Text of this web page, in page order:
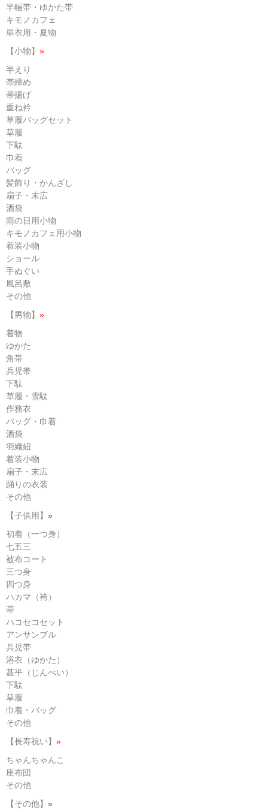
半幅帯・ゆかた帯
キモノカフェ
単衣用・夏物
【小物】 »
半えり
帯締め
帯揚げ
重ね衿
草履バッグセット
草履
下駄
巾着
バッグ
髪飾り・かんざし
扇子・末広
酒袋
雨の日用小物
キモノカフェ用小物
着装小物
ショール
手ぬぐい
風呂敷
その他
【男物】 »
着物
ゆかた
角帯
兵児帯
下駄
草履・雪駄
作務衣
バッグ・巾着
酒袋
羽織紐
着装小物
扇子・末広
踊りの衣装
その他
【子供用】 »
初着（一つ身）
七五三
被布コート
三つ身
四つ身
ハカマ（袴）
帯
ハコセコセット
アンサンブル
兵児帯
浴衣（ゆかた）
甚平（じんべい）
下駄
草履
巾着・バッグ
その他
【長寿祝い】 »
ちゃんちゃんこ
座布団
その他
【その他】 »